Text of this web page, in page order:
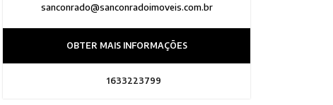
sanconrado@sanconradoimoveis.com.br
OBTER MAIS INFORMAÇÕES
1633223799